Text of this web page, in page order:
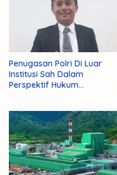
Penugasan Polri Di Luar
Institusi Sah Dalam
Perspektif Hukum